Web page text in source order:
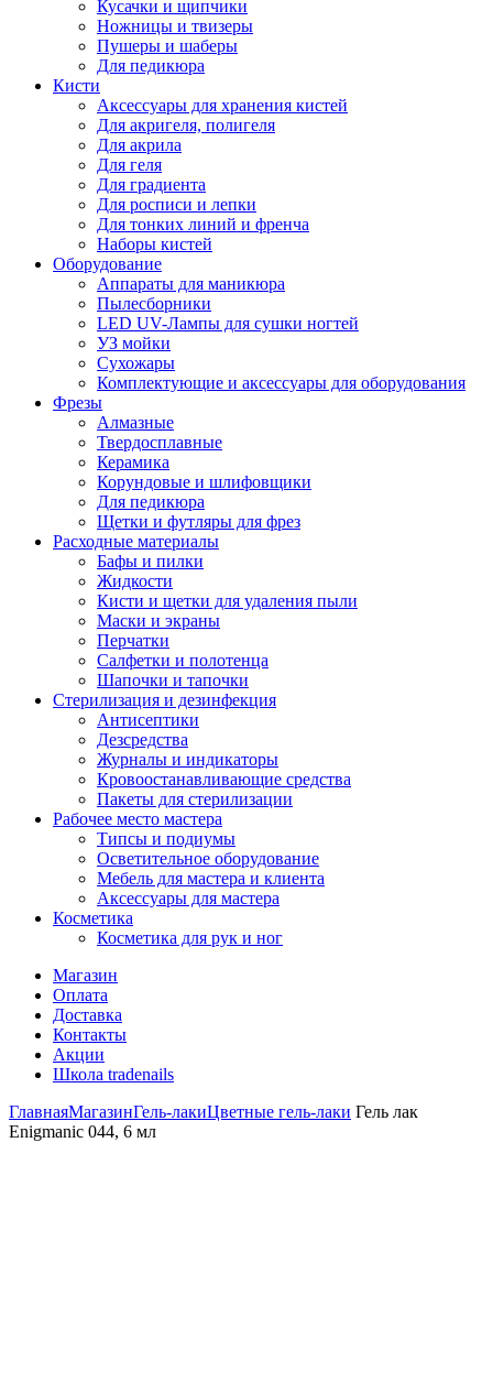
Кусачки и щипчики
Ножницы и твизеры
Пушеры и шаберы
Для педикюра
Кисти
Аксессуары для хранения кистей
Для акригеля, полигеля
Для акрила
Для геля
Для градиента
Для росписи и лепки
Для тонких линий и френча
Наборы кистей
Оборудование
Аппараты для маникюра
Пылесборники
LED UV-Лампы для сушки ногтей
УЗ мойки
Сухожары
Комплектующие и аксессуары для оборудования
Фрезы
Алмазные
Твердосплавные
Керамика
Корундовые и шлифовщики
Для педикюра
Щетки и футляры для фрез
Расходные материалы
Бафы и пилки
Жидкости
Кисти и щетки для удаления пыли
Маски и экраны
Перчатки
Салфетки и полотенца
Шапочки и тапочки
Стерилизация и дезинфекция
Антисептики
Дезсредства
Журналы и индикаторы
Кровоостанавливающие средства
Пакеты для стерилизации
Рабочее место мастера
Типсы и подиумы
Осветительное оборудование
Мебель для мастера и клиента
Аксессуары для мастера
Косметика
Косметика для рук и ног
Магазин
Оплата
Доставка
Контакты
Акции
Школа tradenails
ГлавнаяМагазинГель-лакиЦветные гель-лаки Гель лак
Enigmanic 044, 6 мл